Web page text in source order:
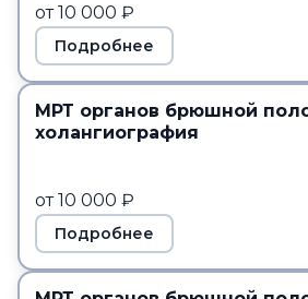
от 10 000 ₽
Подробнее
МРТ органов брюшной
холангиография
от 10 000 ₽
Подробнее